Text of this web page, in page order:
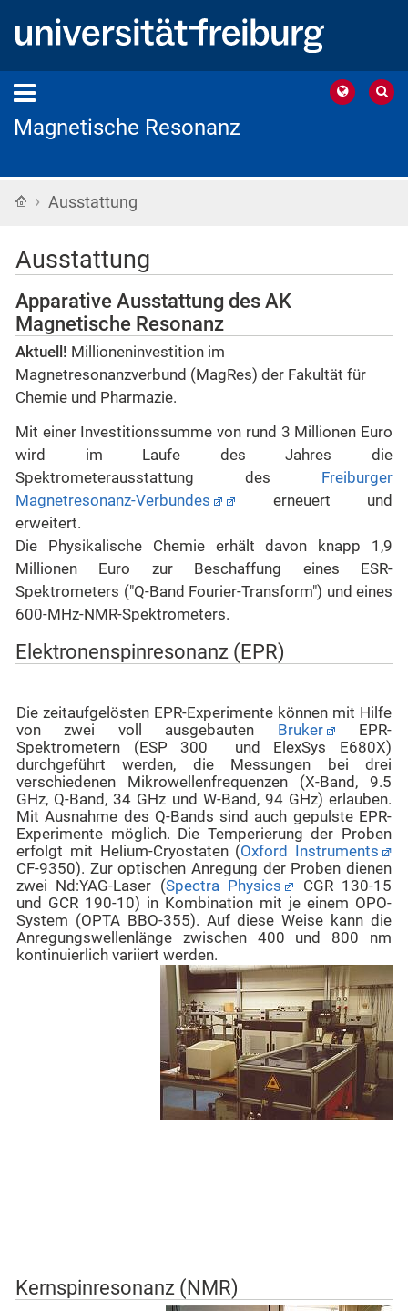
Magnetische Resonanz
Startseite
› Ausstattung
Ausstattung
Apparative Ausstattung des AK
Magnetische Resonanz
Aktuell! Millioneninvestition im
Magnetresonanzverbund (MagRes) der Fakultät für
Chemie und Pharmazie.
Mit einer Investitionssumme von rund 3 Millionen Euro
wird im Laufe des Jahres die
Spektrometerausstattung des Freiburger
Magnetresonanz-Verbundes
erneuert und
erweitert.
Die Physikalische Chemie erhält davon knapp 1,9
Millionen Euro zur Beschaffung eines ESR-
Spektrometers ("Q-Band Fourier-Transform") und eines
600-MHz-NMR-Spektrometers.
Elektronenspinresonanz (EPR)
Die zeitaufgelösten EPR-Experimente können mit Hilfe
von zwei voll ausgebauten Bruker
EPR-
Spektrometern (ESP 300 und ElexSys E680X)
durchgeführt werden, die Messungen bei drei
verschiedenen Mikrowellenfrequenzen (X-Band, 9.5
GHz, Q-Band, 34 GHz und W-Band, 94 GHz) erlauben.
Mit Ausnahme des Q-Bands sind auch gepulste EPR-
Experimente möglich. Die Temperierung der Proben
erfolgt mit Helium-Cryostaten (Oxford Instruments
CF-9350). Zur optischen Anregung der Proben dienen
zwei Nd:YAG-Laser (Spectra Physics
CGR 130-15
und GCR 190-10) in Kombination mit je einem OPO-
System (OPTA BBO-355). Auf diese Weise kann die
Anregungswellenlänge zwischen 400 und 800 nm
kontinuierlich variiert werden.
Kernspinresonanz (NMR)